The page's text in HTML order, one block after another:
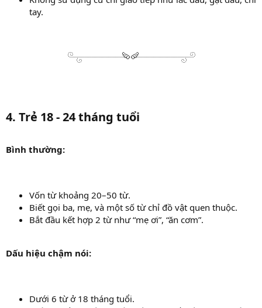
tay.
4. Trẻ 18 - 24 tháng tuổi
Bình thường:
Vốn từ khoảng 20–50 từ.
Biết gọi ba, mẹ, và một số từ chỉ đồ vật quen thuộc.
Bắt đầu kết hợp 2 từ như “mẹ ơi”, “ăn cơm”.
Dấu hiệu chậm nói:
Dưới 6 từ ở 18 tháng tuổi.